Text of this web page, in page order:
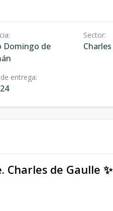
:
Domingo de
Sector:
entrega:
de Gaulle ✨